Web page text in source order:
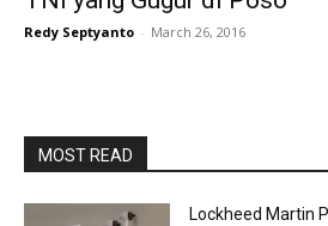
Redy Septyanto - March 26, 2016
MOST READ
Lockheed Martin